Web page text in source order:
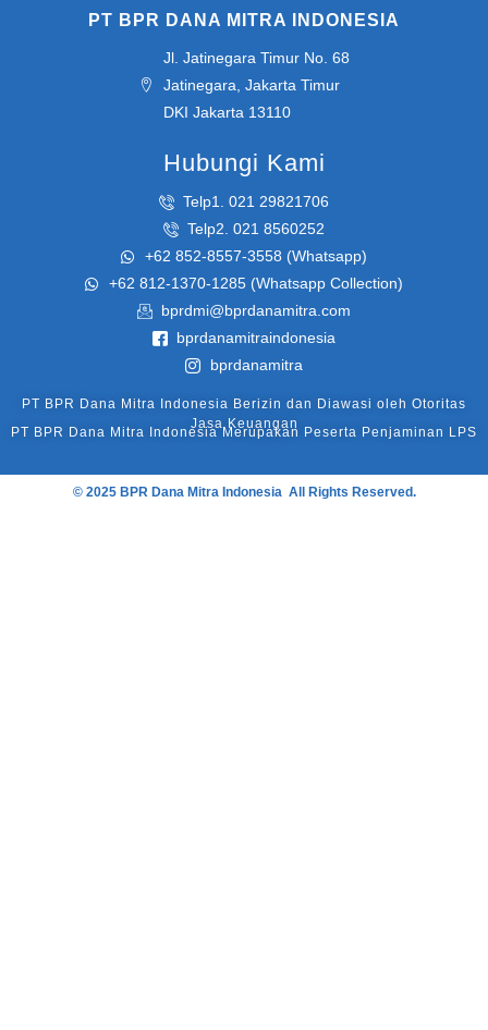
PT BPR DANA MITRA INDONESIA
Jl. Jatinegara Timur No. 68
Jatinegara, Jakarta Timur
DKI Jakarta 13110
Hubungi Kami
Telp1. 021 29821706
Telp2. 021 8560252​
+62 852-8557-3558 (Whatsapp)
+62 812-1370-1285 (Whatsapp Collection)
bprdmi@bprdanamitra.com
bprdanamitraindonesia
bprdanamitra
PT BPR Dana Mitra Indonesia Berizin dan Diawasi oleh Otoritas
Jasa Keuangan
PT BPR Dana Mitra Indonesia Merupakan Peserta Penjaminan LPS
© 2025 BPR Dana Mitra Indonesia All Rights Reserved.